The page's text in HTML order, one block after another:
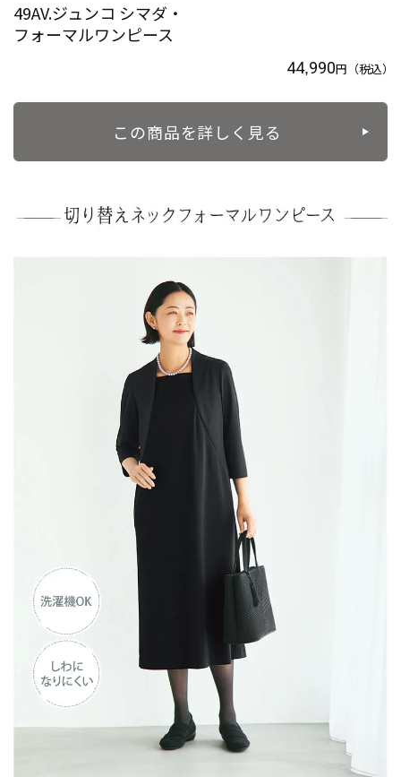
49AV.ジュンコ シマダ・
フォーマルワンピース
44,990円 （税込）
この商品を詳しく見る